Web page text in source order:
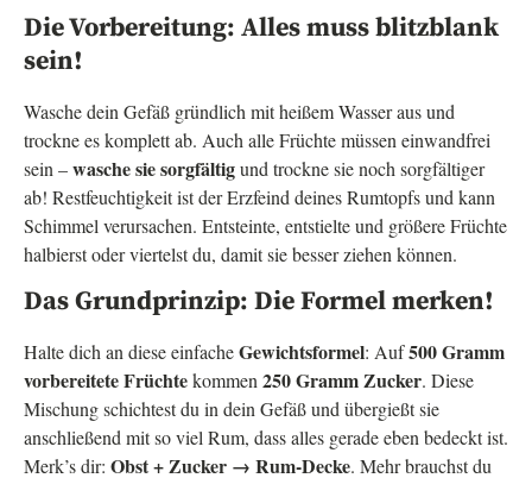
Die Vorbereitung: Alles muss blitzblank
sein!
Wasche dein Gefäß gründlich mit heißem Wasser aus und
trockne es komplett ab. Auch alle Früchte müssen einwandfrei
sein –wasche sie sorgfältigund trockne sie noch sorgfältiger
ab! Restfeuchtigkeit ist der Erzfeind deines Rumtopfs und kann
Schimmel verursachen. Entsteinte, entstielte und größere Früchte
halbierst oder viertelst du, damit sie besser ziehen können.
Das Grundprinzip: Die Formel merken!
Halte dich an diese einfacheGewichtsformel: Auf500 Gramm
vorbereitete Früchtekommen 250 Gramm Zucker. Diese
Mischung schichtest du in dein Gefäß und übergießt sie
anschließend mit so viel Rum, dass alles gerade eben bedeckt ist.
Merk’s dir: Obst + Zucker → Rum-Decke. Mehr brauchst du